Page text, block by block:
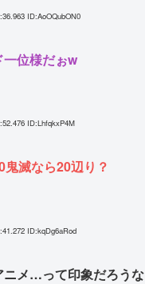
ID:AoOQubON0
位様だぉw
ID:LhfqkxP4M
鬼滅なら20辺り？
ID:kqDg6aRod
ニメ…って印象だろうな